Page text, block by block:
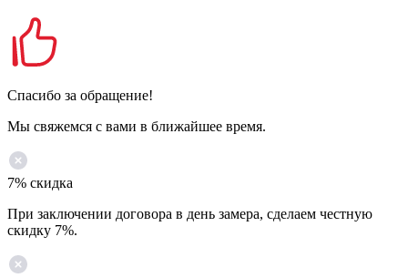
Спасибо за обращение!
Мы свяжемся с вами в ближайшее время.
7% скидка
При заключении договора в день замера, сделаем честную
скидку 7%.